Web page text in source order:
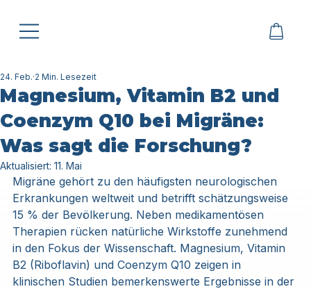
Magnesium, Vitamin B2 und
Coenzym Q10 bei Migräne:
Was sagt die Forschung?
24. Feb. 2 Min. Lesezeit
Aktualisiert: 11. Mai
Migräne gehört zu den häufigsten neurologischen
Erkrankungen weltweit und betrifft schätzungsweise
15 % der Bevölkerung. Neben medikamentösen
Therapien rücken natürliche Wirkstoffe zunehmend
in den Fokus der Wissenschaft. Magnesium, Vitamin
B2 (Riboflavin) und Coenzym Q10 zeigen in
klinischen Studien bemerkenswerte Ergebnisse in der